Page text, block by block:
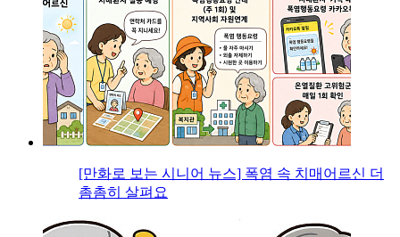
[만화로 보는 시니어 뉴스] 폭염 속 치매어르신 더
촘촘히 살펴요